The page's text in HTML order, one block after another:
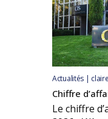
Actualités |
Chiffre
Le chiffre